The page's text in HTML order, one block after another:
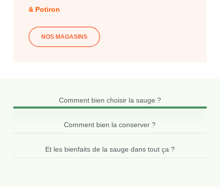
& Potiron
NOS MAGASINS
Comment bien choisir la sauge ?
Comment bien la conserver ?
Et les bienfaits de la sauge dans tout ça ?